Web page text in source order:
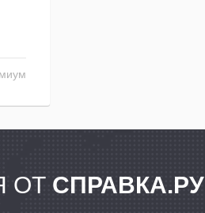
ОТ СПРАВКА.РУ